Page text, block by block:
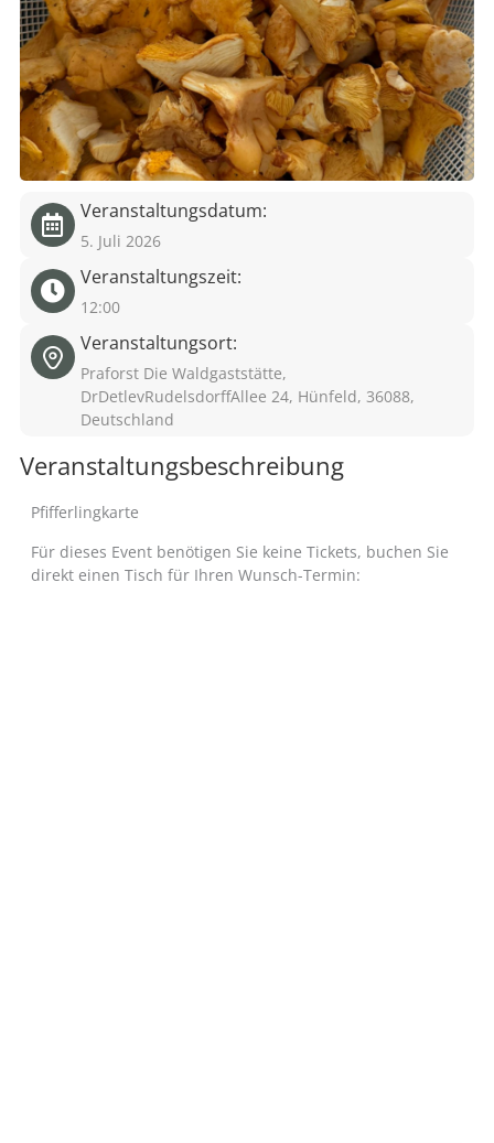
Veranstaltungsdatum:
5. Juli 2026
Veranstaltungszeit:
12:00
Veranstaltungsort:
Praforst Die Waldgaststätte,
DrDetlevRudelsdorffAllee 24, Hünfeld, 36088,
Deutschland
Veranstaltungsbeschreibung
Pfifferlingkarte
Für dieses Event benötigen Sie keine Tickets, buchen Sie
direkt einen Tisch für Ihren Wunsch-Termin: